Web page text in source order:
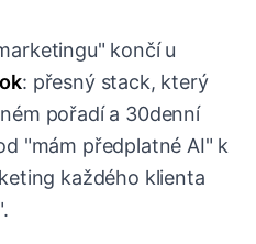
končí u
: přesný stack, který
pořadí a 30denní
"mám předplatné AI" k
každého klienta